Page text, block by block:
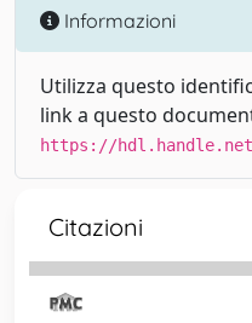
Informazioni
Utilizza questo
link a questo
https://hdl.handle.net/
Citazioni